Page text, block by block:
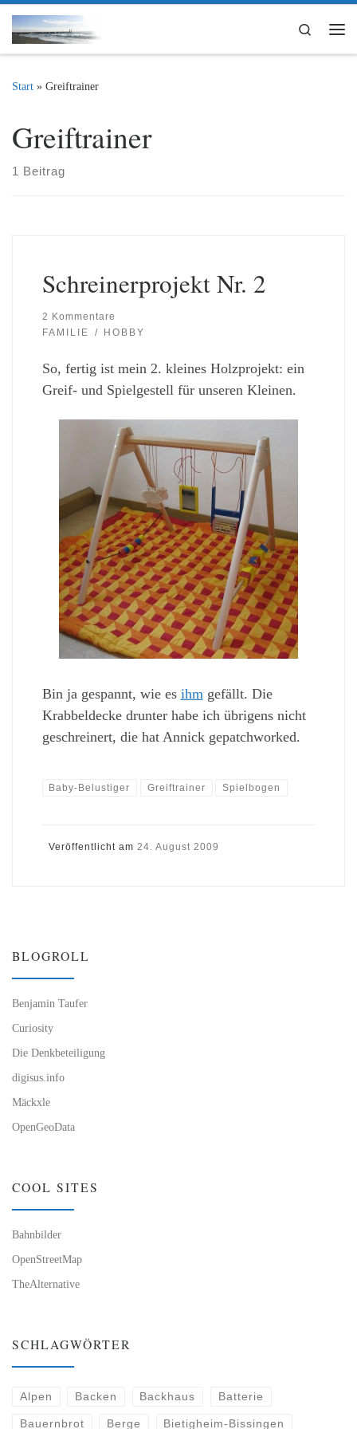
Zum Inhalt springen
Search
Start » Greiftrainer
Greiftrainer
1 Beitrag
Schreinerprojekt Nr. 2
2 Kommentare
FAMILIE
HOBBY
So, fertig ist mein 2. kleines Holzprojekt: ein
Greif- und Spielgestell für unseren Kleinen.
Bin ja gespannt, wie es ihmgefällt. Die
Krabbeldecke drunter habe ich übrigens nicht
geschreinert, die hat Annick gepatchworked.
Baby-Belustiger Greiftrainer Spielbogen
Veröffentlicht am 24. August 2009
BLOGROLL
Benjamin Taufer
Curiosity
Die Denkbeteiligung
digisus.info
Mäckxle
OpenGeoData
COOL SITES
Bahnbilder
OpenStreetMap
TheAlternative
SCHLAGWÖRTER
Alpen Backen Backhaus Batterie
Bauernbrot Berge Bietigheim-Bissingen